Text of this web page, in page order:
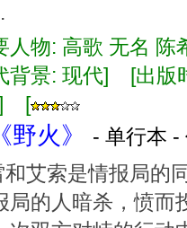
人物: 高歌 无名
背景: 现代] [出
[
野火》
- 单行本
和艾索是情报局的
局的人暗杀，愤而